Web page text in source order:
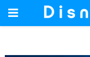
PRIMARY